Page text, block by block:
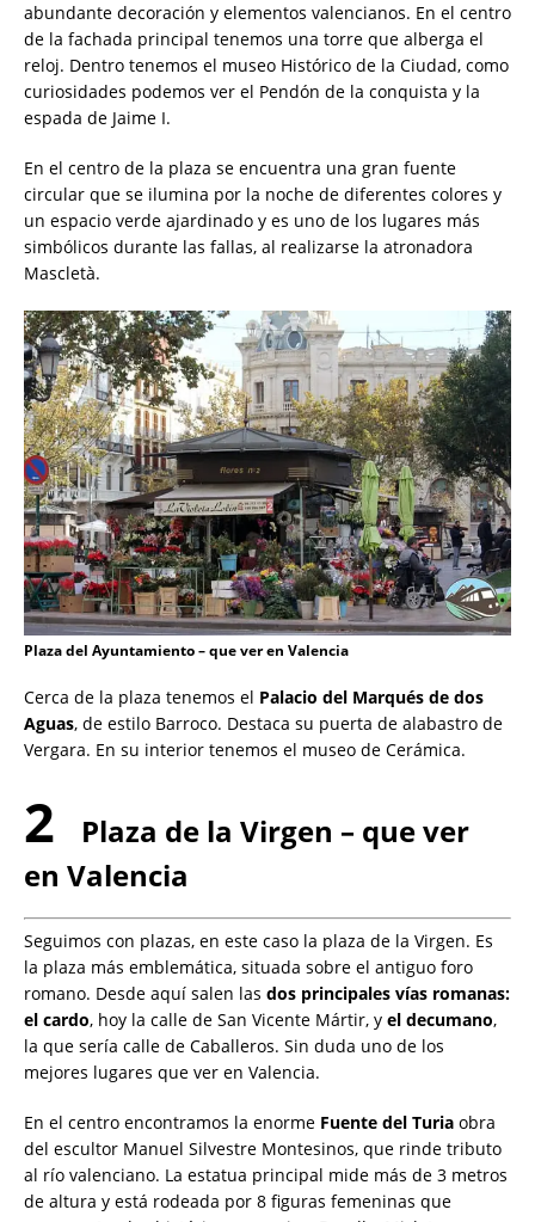
abundante decoración y elementos valencianos. En el centro
de la fachada principal tenemos una torre que alberga el
reloj. Dentro tenemos el museo Histórico de la Ciudad, como
curiosidades podemos ver el Pendón de la conquista y la
espada de Jaime I.
En el centro de la plaza se encuentra una gran fuente
circular que se ilumina por la noche de diferentes colores y
un espacio verde ajardinado y es uno de los lugares más
simbólicos durante las fallas, al realizarse la atronadora
Mascletà.
Plaza del Ayuntamiento – que ver en Valencia
Cerca de la plaza tenemos el Palacio del Marqués de dos
Aguas, de estilo Barroco. Destaca su puerta de alabastro de
Vergara. En su interior tenemos el museo de Cerámica.
2
Plaza de la Virgen – que ver
en Valencia
Seguimos con plazas, en este caso la plaza de la Virgen. Es
la plaza más emblemática, situada sobre el antiguo foro
romano. Desde aquí salen las dos principales vías romanas:
el cardo, hoy la calle de San Vicente Mártir, y el decumano,
la que sería calle de Caballeros. Sin duda uno de los
mejores lugares que ver en Valencia.
En el centro encontramos la enorme Fuente del Turia obra
del escultor Manuel Silvestre Montesinos, que rinde tributo
al río valenciano. La estatua principal mide más de 3 metros
de altura y está rodeada por 8 figuras femeninas que